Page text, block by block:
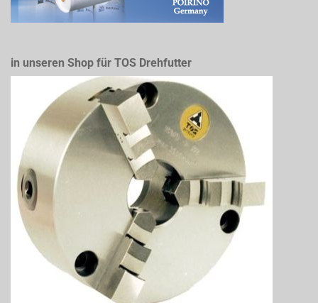
in unseren Shop für TOS Drehfutter